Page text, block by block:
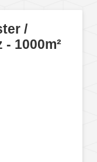
/
1000m²